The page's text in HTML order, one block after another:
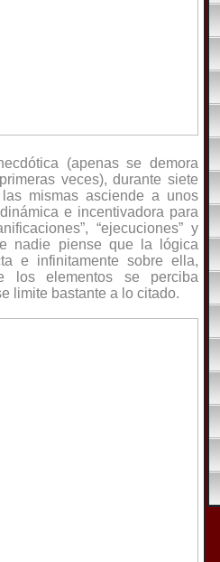
(apenas se demora
veces), durante siete
mismas asciende a unos
e incentivadora para
“ejecuciones” y
nadie piense que la lógica
e infinitamente sobre ella,
los elementos se perciba
limite bastante a lo citado.